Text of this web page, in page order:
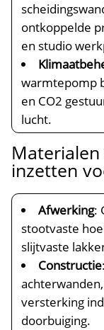
ontkoppelde
en studio
warmtepomp
en CO2
lucht.​
inzetten
Afwerking:
stootvaste
slijtvaste
Constructie
versterking
doorbuiging.​